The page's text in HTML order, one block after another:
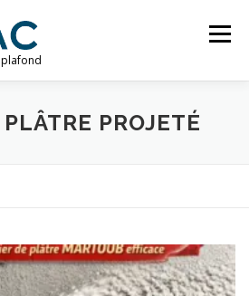
plafond
Menu
SERVICES PRODUIT
PLÂTRE PROJETÉ